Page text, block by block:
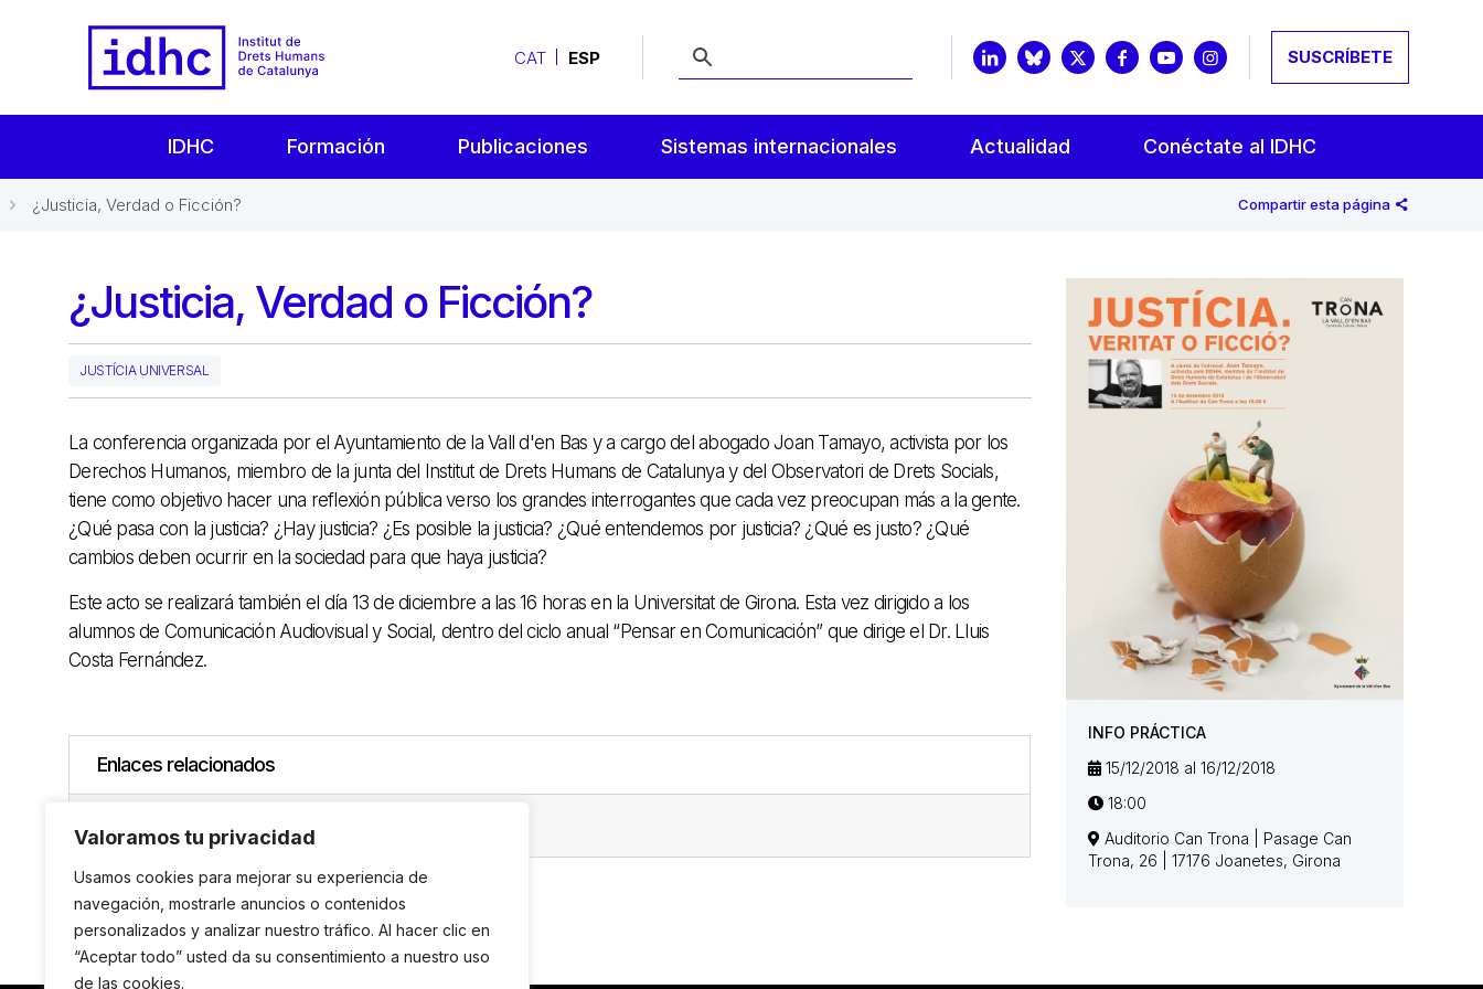
Valoramos tu privacidad
Usamos cookies para mejorar su experiencia de
navegación, mostrarle anuncios o contenidos
personalizados y analizar nuestro tráfico. Al hacer clic en
“Aceptar todo” usted da su consentimiento a nuestro uso
de las cookies.
CAT ESP SUSCRÍBETE
IDHC Formación Publicaciones Sistemas internacionales Actualidad Conéctate al IDHC
¿Justicia, Verdad o Ficción? Compartir esta página
¿Justicia, Verdad o Ficción?
JUSTÍCIA UNIVERSAL
La conferencia organizada por el Ayuntamiento de la Vall d'en Bas y a cargo del abogado Joan Tamayo, activista por los
Derechos Humanos, miembro de la junta del Institut de Drets Humans de Catalunya y del Observatori de Drets Socials,
tiene como objetivo hacer una reflexión pública verso los grandes interrogantes que cada vez preocupan más a la gente.
¿Qué pasa con la justicia? ¿Hay justicia? ¿Es posible la justicia? ¿Qué entendemos por justicia? ¿Qué es justo? ¿Qué
cambios deben ocurrir en la sociedad para que haya justicia?
Este acto se realizará también el día 13 de diciembre a las 16 horas en la Universitat de Girona. Esta vez dirigido a los
alumnos de Comunicación Audiovisual y Social, dentro del ciclo anual “Pensar en Comunicación” que dirige el Dr. Lluis
Costa Fernández.
Enlaces relacionados
Web de Can Trona
INFO PRÁCTICA
15/12/2018 al 16/12/2018
18:00
Auditorio Can Trona | Pasage Can
Trona, 26 | 17176 Joanetes, Girona